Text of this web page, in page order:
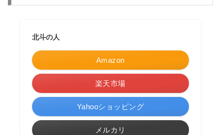
北斗の人
Amazon
楽天市場
Yahooショッピング
メルカリ